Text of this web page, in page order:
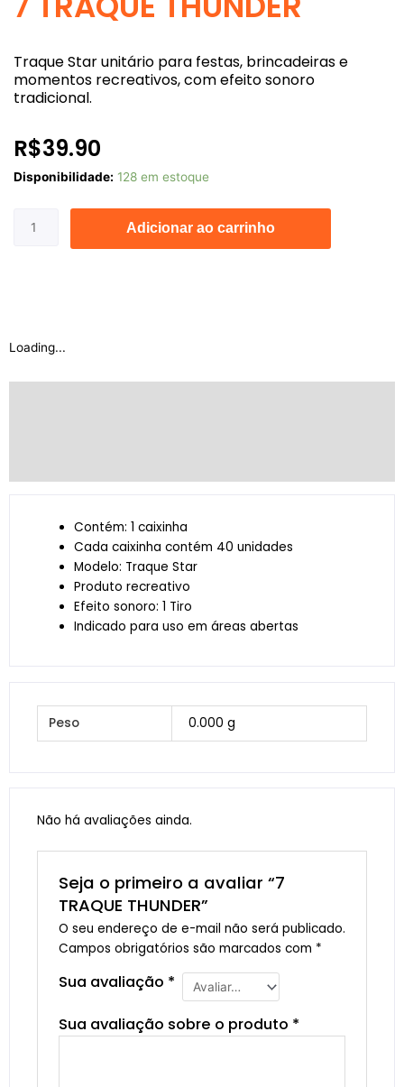
Traque Star unitário para festas, brincadeiras e
momentos recreativos, com efeito sonoro
tradicional.
R$39.90
Disponibilidade: 128 em estoque
7
quantidade
Adicionar ao carrinho
Loading...
Contém: 1 caixinha
Cada caixinha contém 40 unidades
Modelo: Traque Star
Produto recreativo
Efeito sonoro: 1 Tiro
Indicado para uso em áreas abertas
Peso 0.000 g
Não há avaliações ainda.
Seja o primeiro a avaliar “7
TRAQUE THUNDER”
O seu endereço de e-mail não será publicado.
Campos obrigatórios são marcados com *
Sua avaliação *
Sua avaliação sobre o produto *